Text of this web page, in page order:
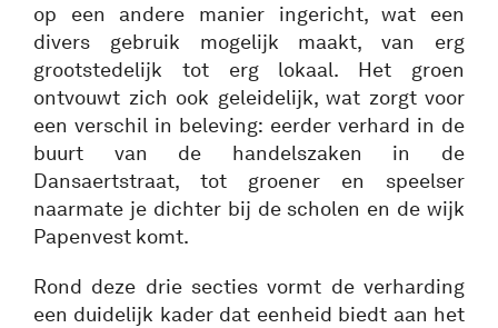
op een andere manier ingericht, wat een
divers gebruik mogelijk maakt, van erg
grootstedelijk tot erg lokaal. Het groen
ontvouwt zich ook geleidelijk, wat zorgt voor
een verschil in beleving: eerder verhard in de
buurt van de handelszaken in de
Dansaertstraat, tot groener en speelser
naarmate je dichter bij de scholen en de wijk
Papenvest komt.
Rond deze drie secties vormt de verharding
een duidelijk kader dat eenheid biedt aan het